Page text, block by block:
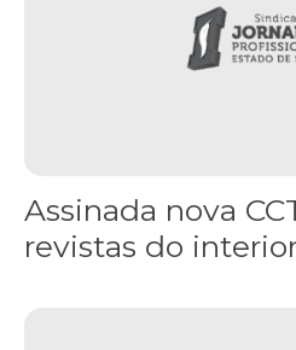
Assinada nova
revistas do